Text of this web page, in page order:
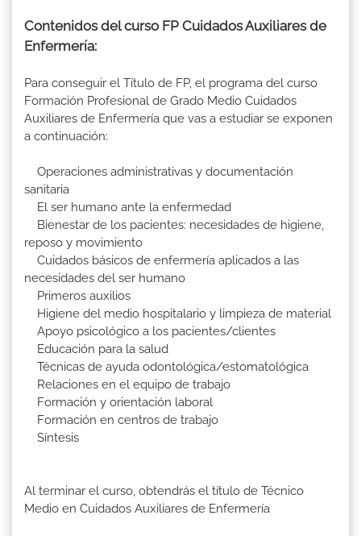
Contenidos del curso FP Cuidados Auxiliares de
Enfermería:
Para conseguir el Título de FP, el programa del curso
Formación Profesional de Grado Medio Cuidados
Auxiliares de Enfermería que vas a estudiar se exponen
a continuación:
Operaciones administrativas y documentación
sanitaria
El ser humano ante la enfermedad
Bienestar de los pacientes: necesidades de higiene,
reposo y movimiento
Cuidados básicos de enfermería aplicados a las
necesidades del ser humano
Primeros auxilios
Higiene del medio hospitalario y limpieza de material
Apoyo psicológico a los pacientes/clientes
Educación para la salud
Técnicas de ayuda odontológica/estomatológica
Relaciones en el equipo de trabajo
Formación y orientación laboral
Formación en centros de trabajo
Síntesis
Al terminar el curso, obtendrás el título de Técnico
Medio en Cuidados Auxiliares de Enfermería